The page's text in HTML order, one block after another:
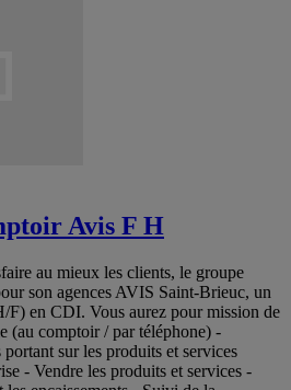
Avis F H
au mieux les clients, le groupe
son agences AVIS Saint-Brieuc, un
F) en CDI. Vous aurez pour mission de
(au comptoir / par téléphone) -
portant sur les produits et services
- Vendre les produits et services -